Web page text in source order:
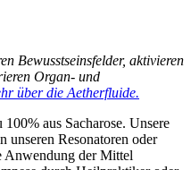
Bewusstseinsfelder, aktivieren
Organ- und
über die Aetherfluide.
aus Sacharose. Unsere
Resonatoren oder
Anwendung der Mittel